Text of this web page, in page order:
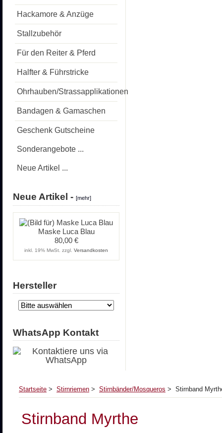
Hackamore & Anzüge
Stallzubehör
Für den Reiter & Pferd
Halfter & Führstricke
Ohrhauben/Strassapplikationen
Bandagen & Gamaschen
Geschenk Gutscheine
Sonderangebote ...
Neue Artikel ...
Neue Artikel - [mehr]
Maske Luca Blau
80,00 €
inkl. 19% MwSt. zzgl. Versandkosten
Hersteller
WhatsApp Kontakt
Startseite > Stirnriemen > Stirnbänder/Mosqueros > Stirnband
Stirnband Myrthe